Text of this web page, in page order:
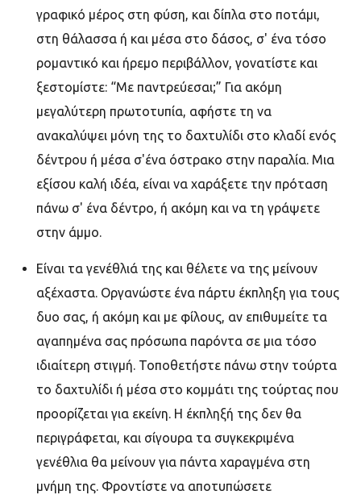
γραφικό μέρος στη φύση, και δίπλα στο ποτάμι,
στη θάλασσα ή και μέσα στο δάσος, σ' ένα τόσο
ρομαντικό και ήρεμο περιβάλλον, γονατίστε και
ξεστομίστε: “Με παντρεύεσαι;” Για ακόμη
μεγαλύτερη πρωτοτυπία, αφήστε τη να
ανακαλύψει μόνη της το δαχτυλίδι στο κλαδί ενός
δέντρου ή μέσα σ'ένα όστρακο στην παραλία. Μια
εξίσου καλή ιδέα, είναι να χαράξετε την πρόταση
πάνω σ' ένα δέντρο, ή ακόμη και να τη γράψετε
στην άμμο.
Είναι τα γενέθλιά της και θέλετε να της μείνουν
αξέχαστα. Οργανώστε ένα πάρτυ έκπληξη για τους
δυο σας, ή ακόμη και με φίλους, αν επιθυμείτε τα
αγαπημένα σας πρόσωπα παρόντα σε μια τόσο
ιδιαίτερη στιγμή. Τοποθετήστε πάνω στην τούρτα
το δαχτυλίδι ή μέσα στο κομμάτι της τούρτας που
προορίζεται για εκείνη. Η έκπληξή της δεν θα
περιγράφεται, και σίγουρα τα συγκεκριμένα
γενέθλια θα μείνουν για πάντα χαραγμένα στη
μνήμη της. Φροντίστε να αποτυπώσετε